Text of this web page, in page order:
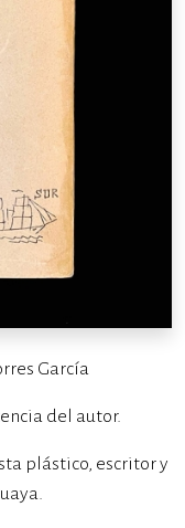
García
del autor.
plástico, escritor y